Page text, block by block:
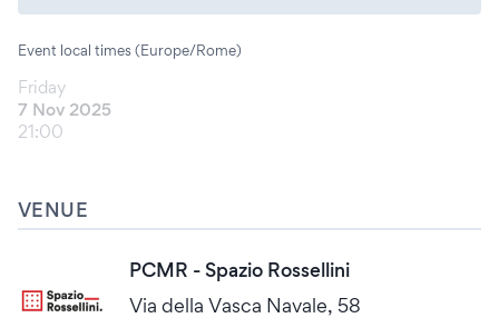
Event local times (Europe/Rome)
Friday
7 Nov 2025
21:00
VENUE
PCMR - Spazio Rossellini
Via della Vasca Navale, 58